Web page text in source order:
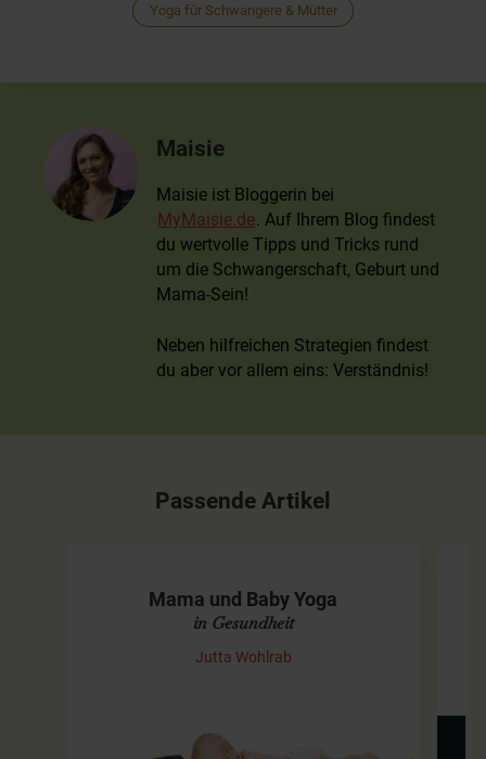
Yoga für Schwangere & Mütter
Maisie
Maisie ist Bloggerin bei
MyMaisie.de. Auf Ihrem Blog findest
du wertvolle Tipps und Tricks rund
um die Schwangerschaft, Geburt und
Mama-Sein!
Neben hilfreichen Strategien findest
du aber vor allem eins: Verständnis!
Passende Artikel
Mama und Baby Yoga
in Gesundheit
Jutta Wohlrab